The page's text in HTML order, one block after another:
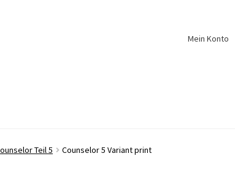
Mein Konto
Teil 5 Counselor 5 Variant print